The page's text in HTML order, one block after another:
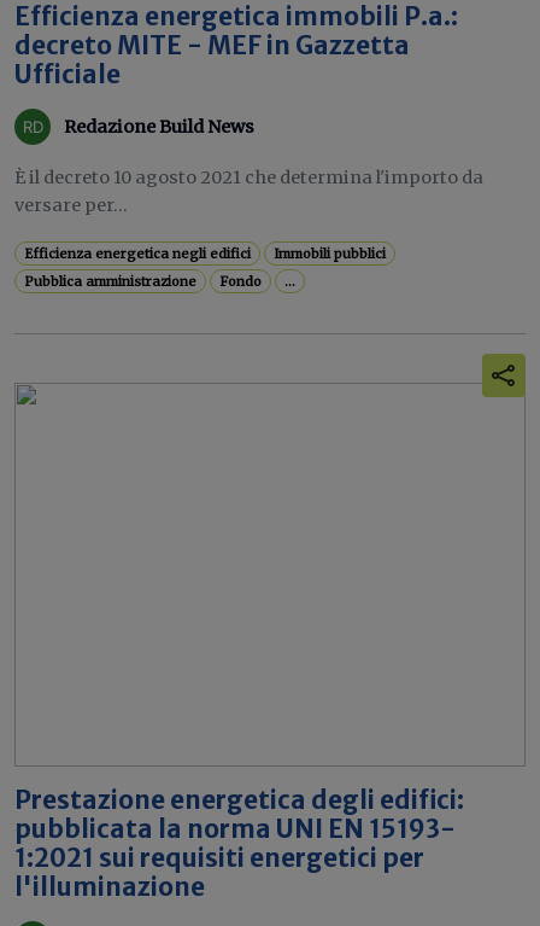
Efficienza energetica immobili P.a.:
decreto MITE - MEF in Gazzetta
Ufficiale
Redazione Build News
È il decreto 10 agosto 2021 che determina l'importo da
versare per...
Efficienza energetica negli edifici
Immobili pubblici
Pubblica amministrazione
Fondo ...
Prestazione energetica degli edifici:
pubblicata la norma UNI EN 15193-
1:2021 sui requisiti energetici per
l'illuminazione